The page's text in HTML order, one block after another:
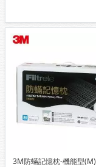
3M防蟎記憶枕-機能型(M)